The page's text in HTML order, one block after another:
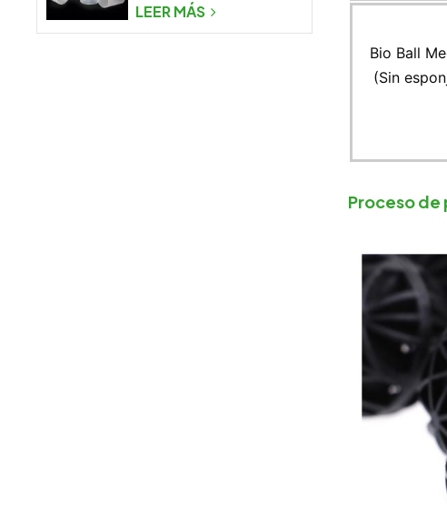
LEER MÁS
Bio Ball
(Sin
Proceso